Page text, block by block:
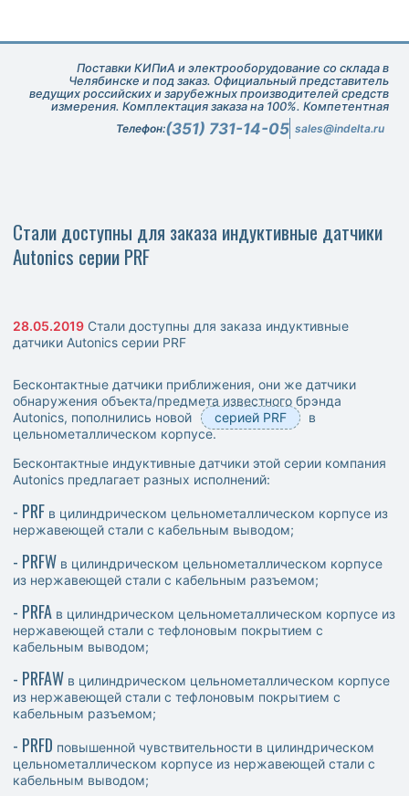
Поставки КИПиА и электрооборудование со склада в
Челябинске и под заказ. Официальный представитель
ведущих российских и зарубежных производителей средств
измерения. Комплектация заказа на 100%. Компетентная
техническая поддержка при подборе оборудования.
Телефон:(351) 731-14-05 sales@indelta.ru
Стали доступны для заказа индуктивные датчики
Autonics серии PRF
28.05.2019 Стали доступны для заказа индуктивные
датчики Autonics серии PRF
Бесконтактные датчики приближения, они же датчики
обнаружения объекта/предмета известного брэнда
Autonics, пополнились новой
серией PRF
в
цельнометаллическом корпусе.
Бесконтактные индуктивные датчики этой серии компания
Autonics предлагает разных исполнений:
- PRF в цилиндрическом цельнометаллическом корпусе из
нержавеющей стали с кабельным выводом;
- PRFW в цилиндрическом цельнометаллическом корпусе
из нержавеющей стали с кабельным разъемом;
- PRFA в цилиндрическом цельнометаллическом корпусе из
нержавеющей стали с тефлоновым покрытием с
кабельным выводом;
- PRFAW в цилиндрическом цельнометаллическом корпусе
из нержавеющей стали с тефлоновым покрытием с
кабельным разъемом;
- PRFD повышенной чувствительности в цилиндрическом
цельнометаллическом корпусе из нержавеющей стали с
кабельным выводом;